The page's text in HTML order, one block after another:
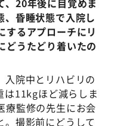
20年後に目覚めま
、昏睡状態で入院し
するアプローチにリ
どうたどり着いたの
入院中とリハビリの
は11kgほど減らしま
療監修の先生にお会
。撮影前にどうして